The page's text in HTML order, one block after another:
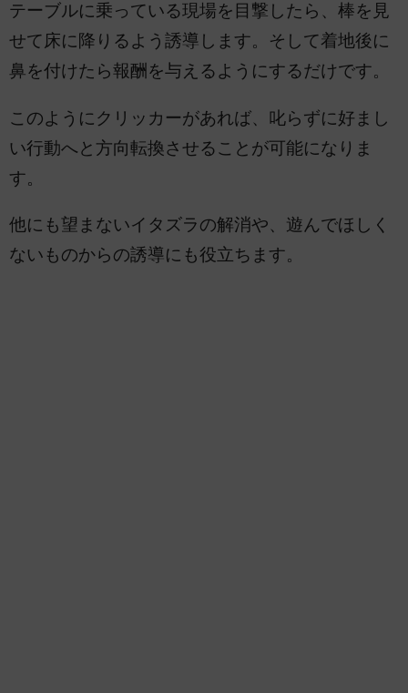
テーブルに乗っている現場を目撃したら、棒を見
せて床に降りるよう誘導します。そして着地後に
鼻を付けたら報酬を与えるようにするだけです。
このようにクリッカーがあれば、叱らずに好まし
い行動へと方向転換させることが可能になりま
す。
他にも望まないイタズラの解消や、遊んでほしく
ないものからの誘導にも役立ちます。